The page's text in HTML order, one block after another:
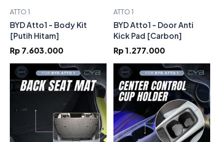
ATTO 1
BYD Atto1 - Body Kit
[Putih Hitam]
Rp 7.603.000
ATTO 1
BYD Atto1 - Door Anti
Kick Pad [Carbon]
Rp 1.277.000